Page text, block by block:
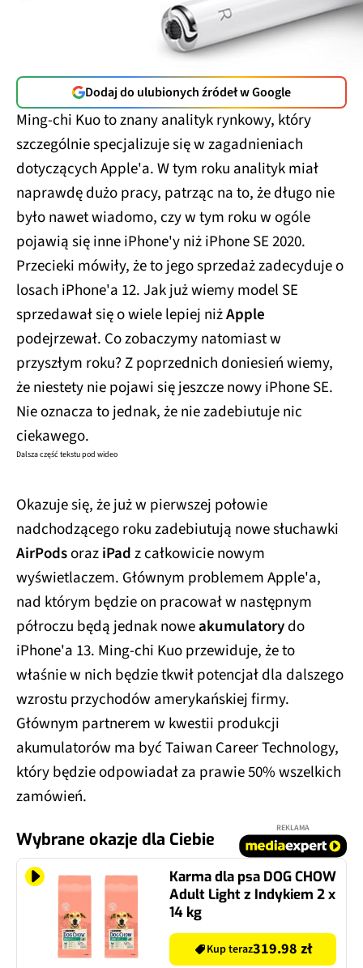
Dodaj do ulubionych źródeł w Google
Ming-chi Kuo to znany analityk rynkowy, który
szczególnie specjalizuje się w zagadnieniach
dotyczących Apple'a. W tym roku analityk miał
naprawdę dużo pracy, patrząc na to, że długo nie
było nawet wiadomo, czy w tym roku w ogóle
pojawią się inne iPhone'y niż iPhone SE 2020.
Przecieki mówiły, że to jego sprzedaż zadecyduje o
losach iPhone'a 12. Jak już wiemy model SE
sprzedawał się o wiele lepiej niżApple
podejrzewał. Co zobaczymy natomiast w
przyszłym roku? Z poprzednich doniesień wiemy,
że niestety nie pojawi się jeszcze nowy iPhone SE.
Nie oznacza to jednak, że nie zadebiutuje nic
ciekawego.
Dalsza część tekstu pod wideo
Okazuje się, że już w pierwszej połowie
nadchodzącego roku zadebiutują nowe słuchawki
AirPodsoraziPadz całkowicie nowym
wyświetlaczem. Głównym problemem Apple'a,
nad którym będzie on pracował w następnym
półroczu będą jednak noweakumulatorydo
iPhone'a 13. Ming-chi Kuo przewiduje, że to
właśnie w nich będzie tkwił potencjał dla dalszego
wzrostu przychodów amerykańskiej firmy.
Głównym partnerem w kwestii produkcji
akumulatorów ma być Taiwan Career Technology,
który będzie odpowiadał za prawie 50% wszelkich
zamówień.
Wybrane okazje dla Ciebie
REKLAMA
Karma dla psa DOG CHOW
Adult Light z Indykiem 2 x
14 kg
Kup teraz319.98 zł